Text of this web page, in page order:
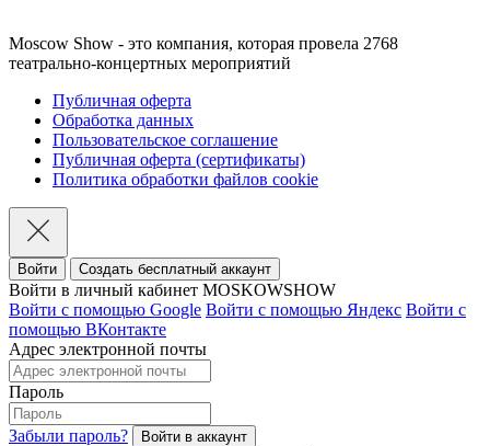
Moscow Show - это компания, которая провела 2768
театрально-концертных мероприятий
Публичная оферта
Обработка данных
Пользовательское соглашение
Публичная оферта (сертификаты)
Политика обработки файлов cookie
Войти Создать бесплатный аккаунт
Войти в личный кабинет MOSKOWSHOW
Войти с помощью Google Войти с помощью Яндекс Войти с
помощью ВКонтакте
Адрес электронной почты
Пароль
Забыли пароль?